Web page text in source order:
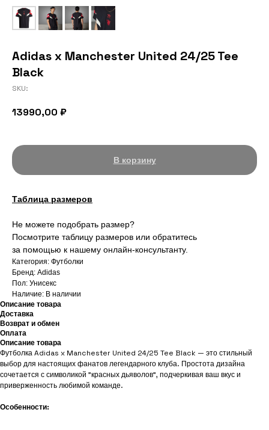
Adidas x Manchester United 24/25 Tee
Black
SKU:
13990,00 ₽
В корзину
Таблица размеров
Не можете подобрать размер?
Посмотрите таблицу размеров или обратитесь
за помощью к нашему онлайн-консультанту.
Категория: Футболки
Бренд: Adidas
Пол: Унисекс
Наличие: В наличии
Описание товара
Доставка
Возврат и обмен
Оплата
Описание товара
Футболка Adidas x Manchester United 24/25 Tee Black — это стильный
выбор для настоящих фанатов легендарного клуба. Простота дизайна
сочетается с символикой "красных дьяволов", подчеркивая ваш вкус и
приверженность любимой команде.
Особенности: